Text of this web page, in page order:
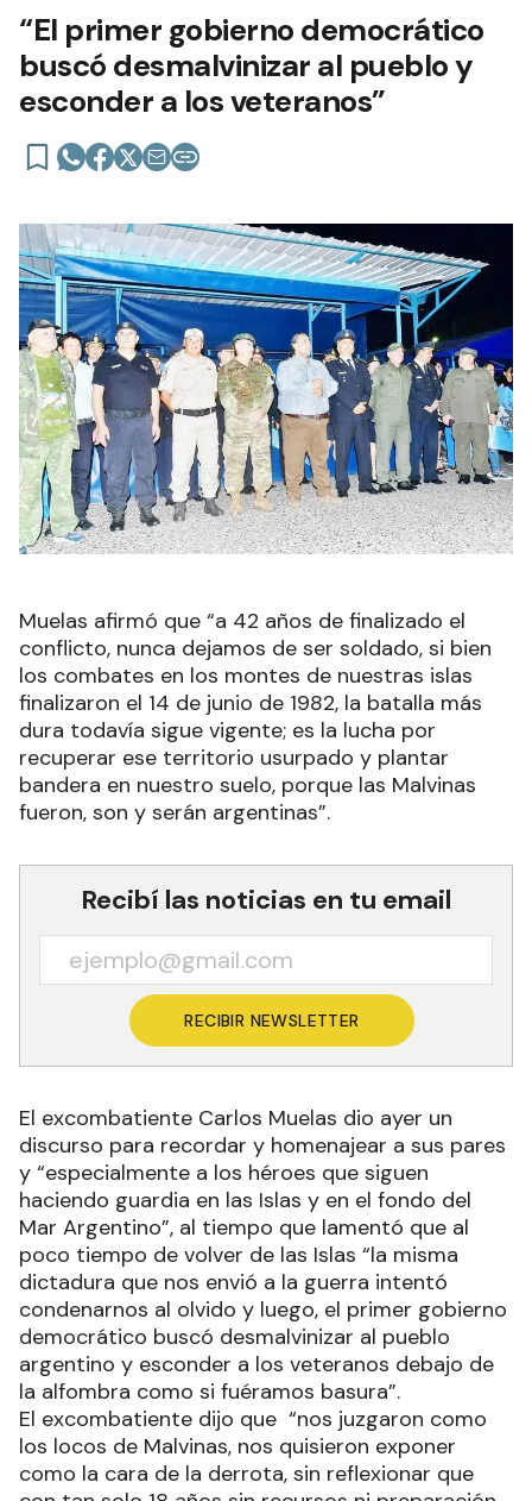
“El primer gobierno democrático
buscó desmalvinizar al pueblo y
esconder a los veteranos”
Muelas afirmó que “a 42 años de finalizado el
conflicto, nunca dejamos de ser soldado, si bien
los combates en los montes de nuestras islas
finalizaron el 14 de junio de 1982, la batalla más
dura todavía sigue vigente; es la lucha por
recuperar ese territorio usurpado y plantar
bandera en nuestro suelo, porque las Malvinas
fueron, son y serán argentinas”.
Recibí las noticias en tu email
RECIBIR NEWSLETTER
El excombatiente Carlos Muelas dio ayer un
discurso para recordar y homenajear a sus pares
y “especialmente a los héroes que siguen
haciendo guardia en las Islas y en el fondo del
Mar Argentino”, al tiempo que lamentó que al
poco tiempo de volver de las Islas “la misma
dictadura que nos envió a la guerra intentó
condenarnos al olvido y luego, el primer gobierno
democrático buscó desmalvinizar al pueblo
argentino y esconder a los veteranos debajo de
la alfombra como si fuéramos basura”.
El excombatiente dijo que “nos juzgaron como
los locos de Malvinas, nos quisieron exponer
como la cara de la derrota, sin reflexionar que